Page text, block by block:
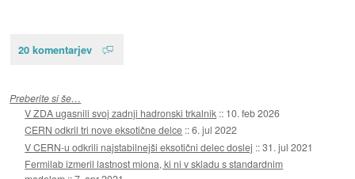
20 komentarjev
Preberite si še…
V ZDA ugasnili svoj zadnji hadronski trkalnik :: 10. feb 2026
CERN odkril tri nove eksotične delce ::6. jul 2022
V CERN-u odkrili najstabilnejši eksotični delec doslej ::31. jul 2021
Fermilab izmeril lastnost miona, ki ni v skladu s standardnim